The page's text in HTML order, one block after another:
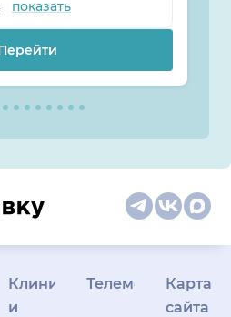
показать
Клиникам
и
Телемедицина
Карта
сайта